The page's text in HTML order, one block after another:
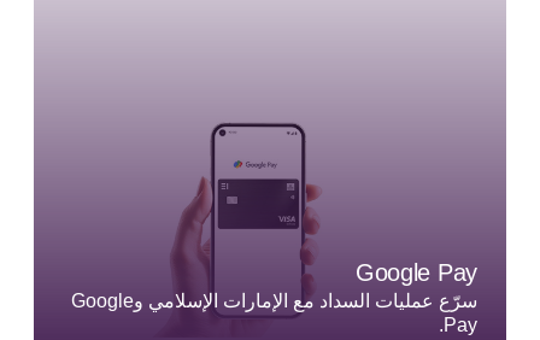
Google Pay
سرّع عمليات السداد مع الإمارات الإسلامي وGoogle
Pay.